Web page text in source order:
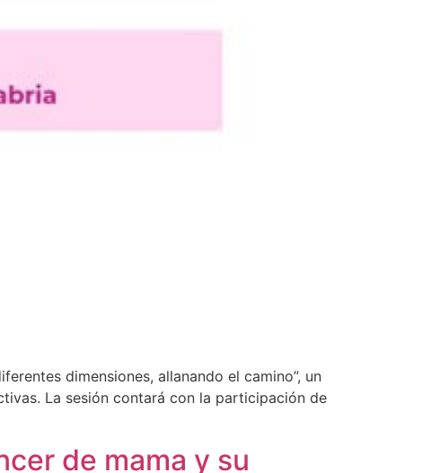
dimensiones, allanando el camino”, un
La sesión contará con la participación de
de mama y su